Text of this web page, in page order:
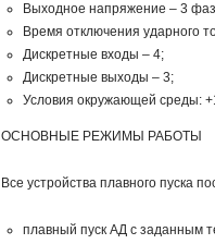
Выходное напряжение – 3
Время отключения ударного
Дискретные входы – 4;
Дискретные выходы – 3;
Условия окружающей среды:
ОСНОВНЫЕ РЕЖИМЫ РАБОТЫ
Все устройства плавного пуска
плавный пуск АД с заданным